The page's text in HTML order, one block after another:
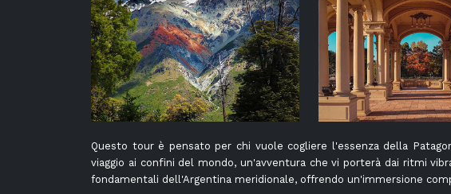
Questo tour è pensato per chi vuole cogliere l'essenza della
viaggio ai confini del mondo, un'avventura che vi porterà dai ritmi
fondamentali dell'Argentina meridionale, offrendo un'immersione